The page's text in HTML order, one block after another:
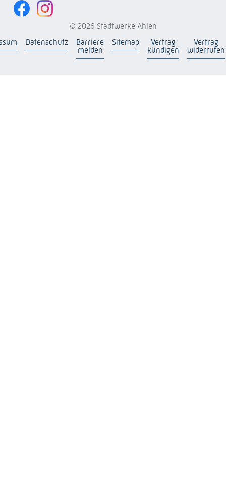
© 2026 Stadtwerke Ahlen
Datenschutz
Barriere
melden
Sitemap
Vertrag
kündigen
Vertrag
widerrufen